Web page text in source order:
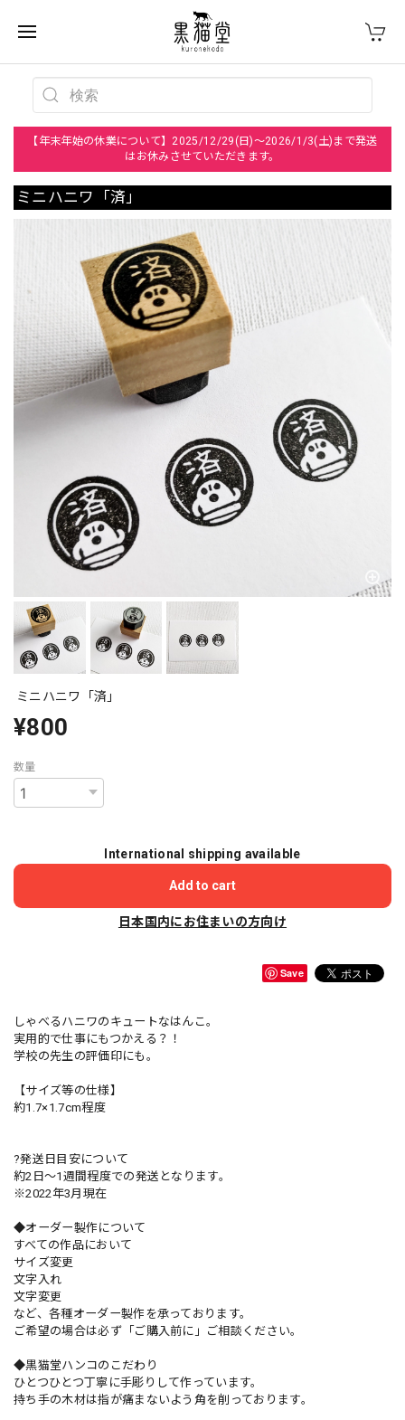
【年末年始の休業について】2025/12/29(日)～2026/1/3(土)まで発送
はお休みさせていただきます。
ミニハニワ「済」
ミニハニワ「済」
¥800
数量
International shipping available
Add to cart
日本国内にお住まいの方向け
Save
しゃべるハニワのキュートなはんこ。
実用的で仕事にもつかえる？！
学校の先生の評価印にも。
【サイズ等の仕様】
約1.7×1.7cm程度
?発送日目安について
約2日〜1週間程度での発送となります。
※2022年3月現在
◆オーダー製作について
すべての作品において
サイズ変更
文字入れ
文字変更
など、各種オーダー製作を承っております。
ご希望の場合は必ず「ご購入前に」ご相談ください。
◆黒猫堂ハンコのこだわり
ひとつひとつ丁寧に手彫りして作っています。
持ち手の木材は指が痛まないよう角を削っております。